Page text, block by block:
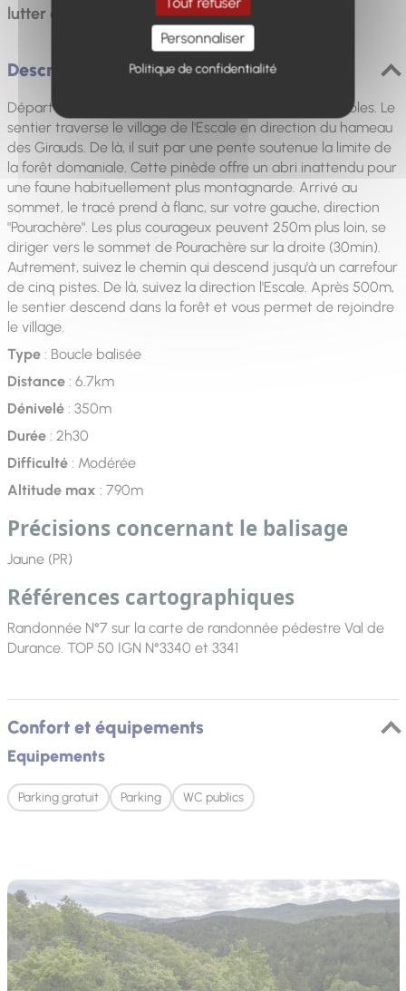
lutter contre l’érosion des sols.
Description
Départ de l'Escale, devant l'école primaire, rue des écoles. Le
sentier traverse le village de l'Escale en direction du hameau
des Girauds. De là, il suit par une pente soutenue la limite de
la forêt domaniale. Cette pinède offre un abri inattendu pour
une faune habituellement plus montagnarde. Arrivé au
sommet, le tracé prend à flanc, sur votre gauche, direction
"Pourachère". Les plus courageux peuvent 250m plus loin, se
diriger vers le sommet de Pourachère sur la droite (30min).
Autrement, suivez le chemin qui descend jusqu'à un carrefour
de cinq pistes. De là, suivez la direction l'Escale. Après 500m,
le sentier descend dans la forêt et vous permet de rejoindre
le village.
Type: Boucle balisée
Distance: 6.7km
Dénivelé: 350m
Durée: 2h30
Difficulté: Modérée
Altitude max : 790m
Précisions concernant le balisage
Jaune (PR)
Références cartographiques
Randonnée N°7 sur la carte de randonnée pédestre Val de
Durance. TOP 50 IGN N°3340 et 3341
Confort et équipements
Equipements
Parking gratuit Parking WC publics
Personnaliser
Politique de confidentialité